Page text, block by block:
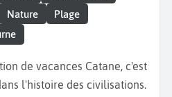
Nature
Plage
l'histoire des civilisations.